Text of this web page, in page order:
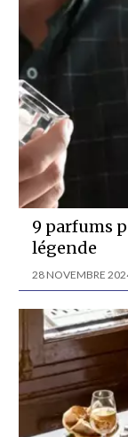
9 parfums
légende
28 NOVEMBRE